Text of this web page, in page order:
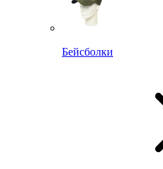
Бейсболки